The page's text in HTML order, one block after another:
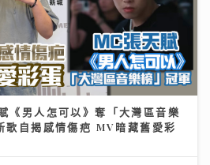
《男人怎可以》奪「大灣區音樂
歌自揭感情傷疤 MV暗藏舊愛彩